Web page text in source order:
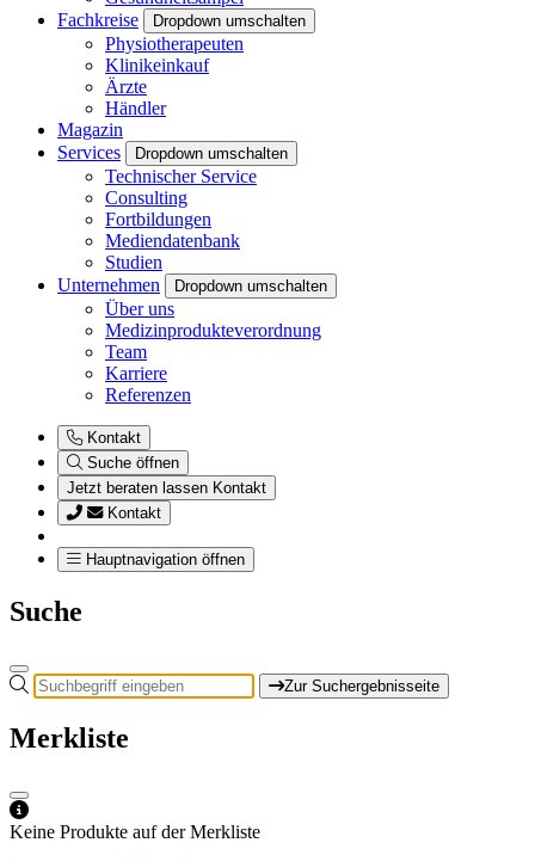
Fachkreise
Dropdown umschalten
Physiotherapeuten
Klinikeinkauf
Ärzte
Händler
Magazin
Services
Dropdown umschalten
Technischer Service
Consulting
Fortbildungen
Mediendatenbank
Studien
Unternehmen
Dropdown umschalten
Über uns
Medizinprodukteverordnung
Team
Karriere
Referenzen
Kontakt
Suche öffnen
Jetzt beraten lassen Kontakt
Kontakt
Hauptnavigation öffnen
Suche
Zur Suchergebnisseite
Merkliste
Keine Produkte auf der Merkliste